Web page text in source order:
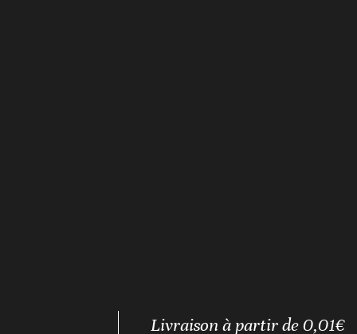
Livraison à partir de 0,01€